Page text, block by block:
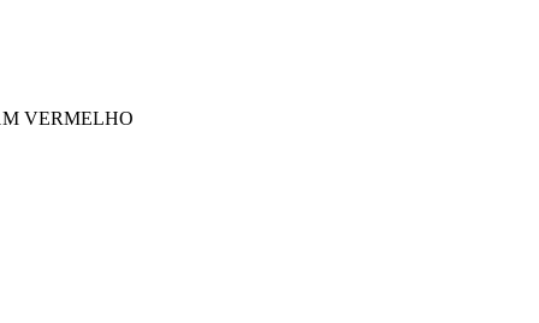
VERMELHO